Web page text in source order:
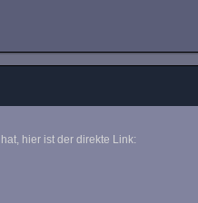
hier ist der direkte Link: